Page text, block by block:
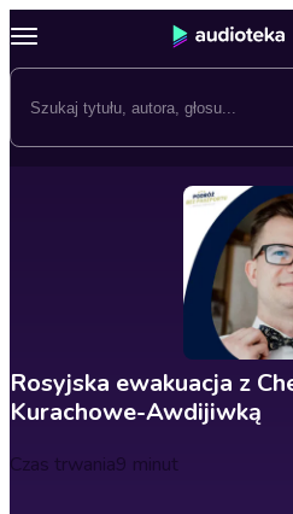
Rosyjska ewakuacja z
Kurachowe-Awdijiwką
Czas trwania9 minut